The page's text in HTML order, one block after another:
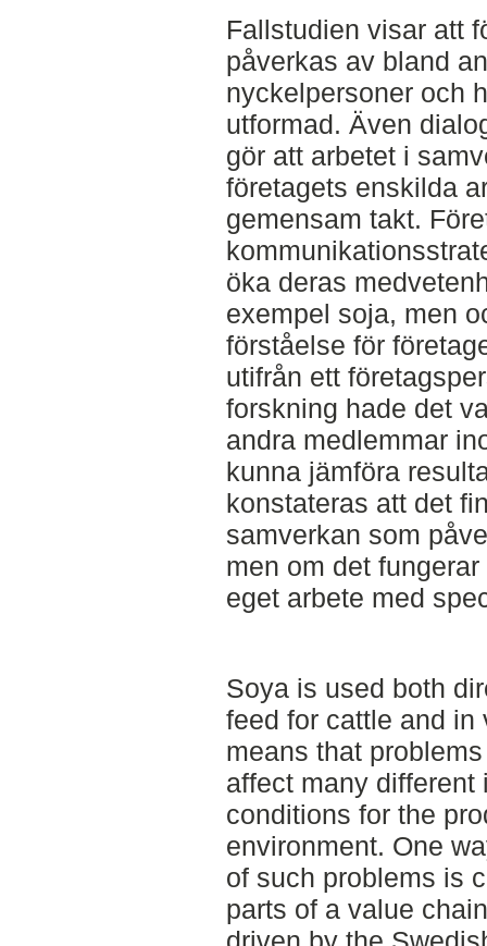
Fallstudien visar att
påverkas av bland
nyckelpersoner och
utformad. Även
gör att arbetet i
företagets enskilda
gemensam takt.
öka deras
exempel soja, men
förståelse för
utifrån ett
forskning hade det
andra medlemmar
kunna jämföra
konstateras att det
samverkan som
men om det
eget arbete med
Soya is used both
feed for cattle and in
means that
affect many
conditions for the
environment. One
of such problems is
parts of a value